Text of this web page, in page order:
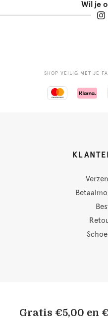
Wil je
SHOP VEILIG MET JE
Gratis €5,00 en